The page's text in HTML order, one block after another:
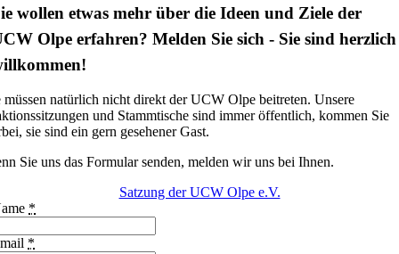
wollen etwas mehr über die Ideen und Ziele der
Olpe erfahren? Melden Sie sich - Sie sind herzlich
müssen natürlich nicht direkt der UCW Olpe beitreten. Unsere
und Stammtische sind immer öffentlich, kommen Sie
sie sind ein gern gesehener Gast.
Sie uns das Formular senden, melden wir uns bei Ihnen.
Satzung der UCW Olpe e.V.
*
*